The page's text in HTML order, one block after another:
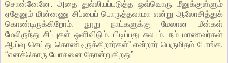
சொன்னேனே. அதை துல்லியப்படுத்த ஒவ்வொரு மீனுக்குள்ளும்
ஏதேனும் மின்னணு சிப்பைப் பொருத்தலாமா என்று ஆலோசித்துக்
கொண்டிருக்கிறோம். நூறு நாட்களுக்கு மேலான மீன்கள்
மேலிருந்து சிப்புகள் ஒளிவிடும். பிடிப்பது சுலபம். நம் மாணவர்கள்
ஆய்வு செய்து கொண்டிருக்கிறார்கள்” என்றார் பெருமிதம் போங்க.
“எனக்கொரு யோசனை தோன்றுகிறது”